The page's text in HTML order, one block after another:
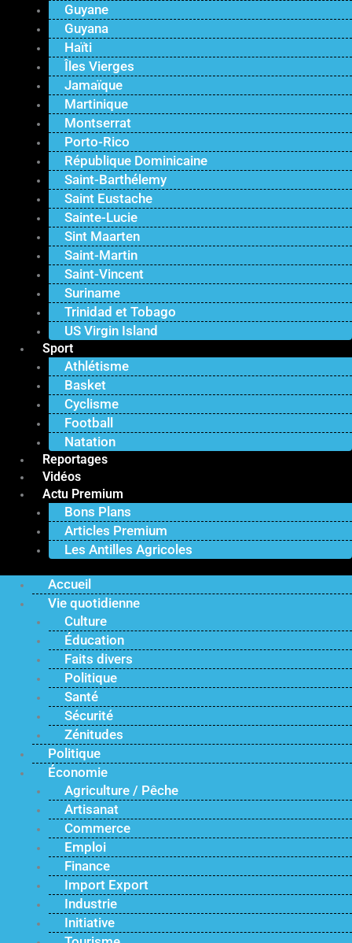
Guyane
Guyana
Haïti
Îles Vierges
Jamaïque
Martinique
Montserrat
Porto-Rico
République Dominicaine
Saint-Barthélemy
Saint Eustache
Sainte-Lucie
Sint Maarten
Saint-Martin
Saint-Vincent
Suriname
Trinidad et Tobago
US Virgin Island
Sport
Athlétisme
Basket
Cyclisme
Football
Natation
Reportages
Vidéos
Actu Premium
Bons Plans
Articles Premium
Les Antilles Agricoles
Accueil
Vie quotidienne
Culture
Éducation
Faits divers
Politique
Santé
Sécurité
Zénitudes
Politique
Économie
Agriculture / Pêche
Artisanat
Commerce
Emploi
Finance
Import Export
Industrie
Initiative